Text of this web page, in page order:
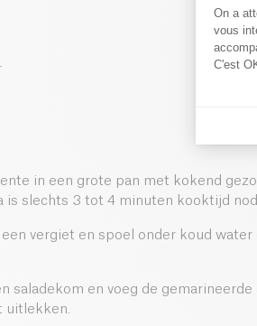
in een grote pan met kokend
is slechts 3 tot 4 minuten kooktijd
vergiet en spoel onder koud
saladekom en voeg de
uitlekken.
On a
vous
C'est